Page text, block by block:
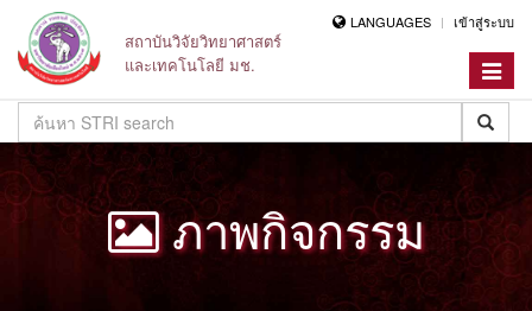
สถาบันวิจัยวิทยาศาสตร์
และเทคโนโลยี มช.
LANGUAGES เข้าสู่ระบบ
Toggle
ภาพกิจกรรม